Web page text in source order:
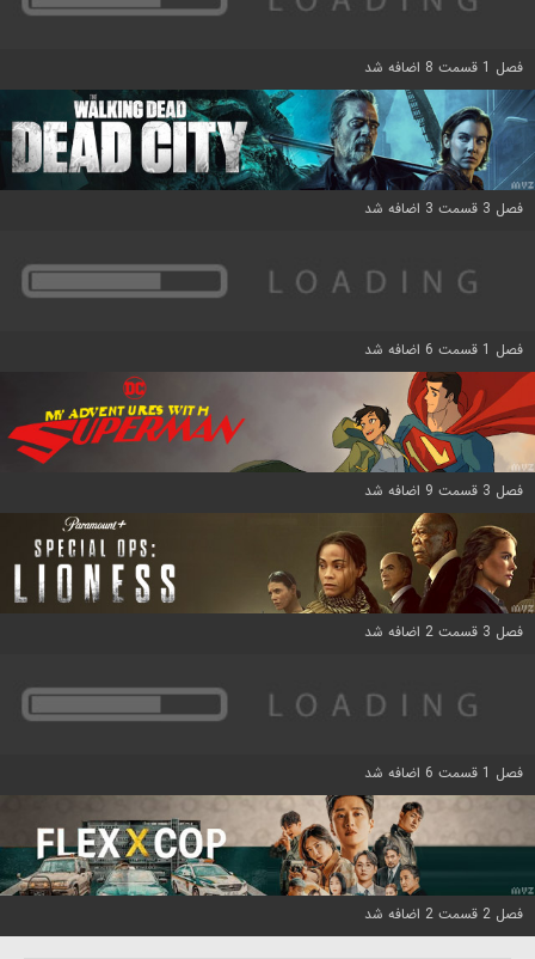
فصل 1 قسمت 8 اضافه شد
فصل 3 قسمت 3 اضافه شد
فصل 1 قسمت 6 اضافه شد
فصل 3 قسمت 9 اضافه شد
فصل 3 قسمت 2 اضافه شد
فصل 1 قسمت 6 اضافه شد
فصل 2 قسمت 2 اضافه شد